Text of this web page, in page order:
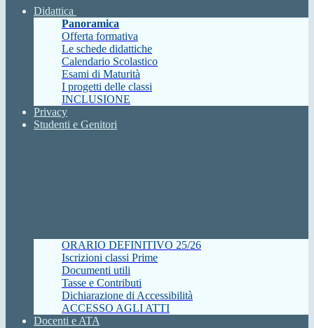
Didattica
Panoramica
Offerta formativa
Le schede didattiche
Calendario Scolastico
Esami di Maturità
I progetti delle classi
INCLUSIONE
Privacy
Studenti e Genitori
ORARIO DEFINITIVO 25/26
Iscrizioni classi Prime
Documenti utili
Tasse e Contributi
Dichiarazione di Accessibilità
ACCESSO AGLI ATTI
Docenti e ATA